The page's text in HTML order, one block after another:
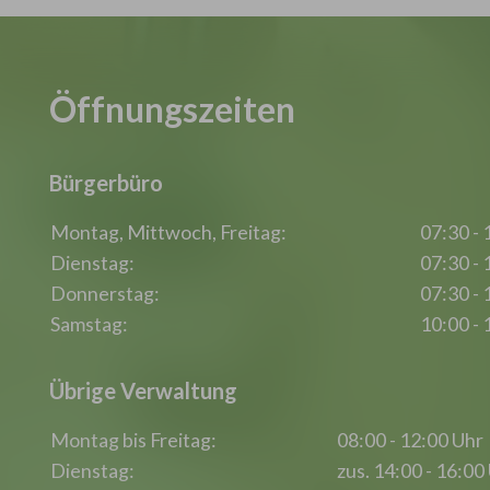
Öffnungszeiten
Bürgerbüro
Montag, Mittwoch, Freitag:
Dienstag:
Donnerstag:
Samstag:
07:30 -
07:30 -
07:30 -
10:00 -
Übrige Verwaltung
Montag bis Freitag:
Dienstag:
08:00 - 12:00 Uhr
zus. 14:00 - 16:00